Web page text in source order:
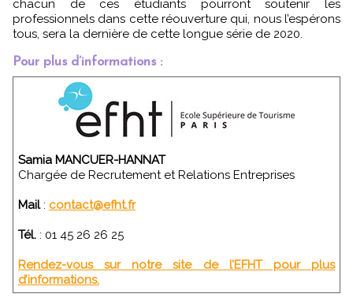
chacun de ces étudiants pourront soutenir les
professionnels dans cette réouverture qui, nous l’espérons
tous, sera la dernière de cette longue série de 2020.
Pour plus d’informations :
Samia MANCUER-HANNAT
Chargée de Recrutement et Relations Entreprises
Mail: contact@efht.fr
Tél. : 01 45 26 26 25
Rendez-vous sur notre site de l’EFHT pour plus
d’informations.